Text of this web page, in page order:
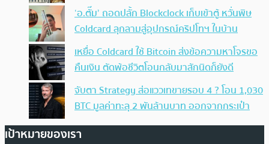
‘อ.ตั๊ม’ ถอดปลั้ก Blockclock เก็บเข้าตู้ หวั่นพิษ
Coldcard ลุกลามสู่อุปกรณ์คริปโทฯ ในบ้าน
เหยื่อ Coldcard ใช้ Bitcoin ส่งข้อความหาโจรขอ
คืนเงิน ตัดพ้อชีวิตโอนกลับมาสักนิดก็ยังดี
จับตา Strategy ส่อแววเทขายรอบ 4 ? โอน 1,030
BTC มูลค่าทะลุ 2 พันล้านบาท ออกจากกระเป๋า
เป้าหมายของเรา